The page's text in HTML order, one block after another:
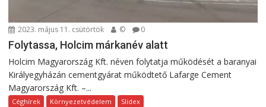
2023. május 11. csütörtök © 0
Folytassa, Holcim márkanév alatt
Holcim Magyarország Kft. néven folytatja működését a baranyai
Királyegyházán cementgyárat működtető Lafarge Cement
Magyarország Kft. –...
Céghírek Környezetvédelem Slidex